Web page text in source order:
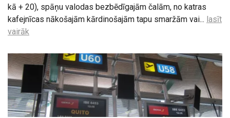
kā + 20), spāņu valodas bezbēdīgajām čalām, no katras
kafejnīcas nākošajām kārdinošajām tapu smaržām vai... lasīt
vairāk